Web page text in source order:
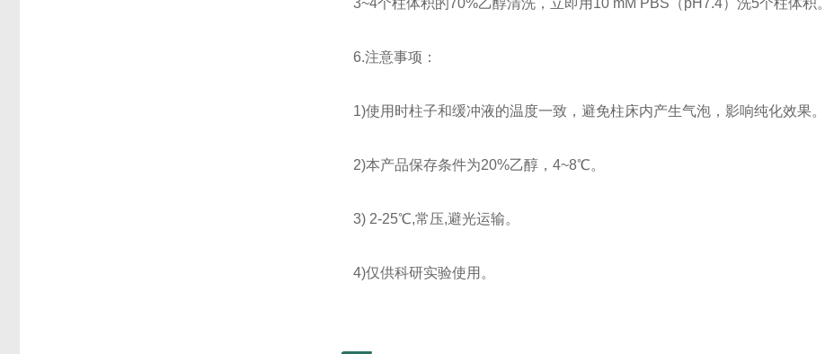
3~4个柱体积的70%乙醇清洗，立即用10 mM PBS（pH7.4）洗5个柱体积。
6.注意事项：
1)使用时柱子和缓冲液的温度一致，避免柱床内产生气泡，影响纯化效果。
2)本产品保存条件为20%乙醇，4~8℃。
3) 2-25℃,常压,避光运输。
4)仅供科研实验使用。